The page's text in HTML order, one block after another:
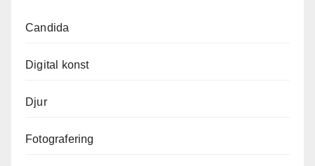
Candida
Digital konst
Djur
Fotografering